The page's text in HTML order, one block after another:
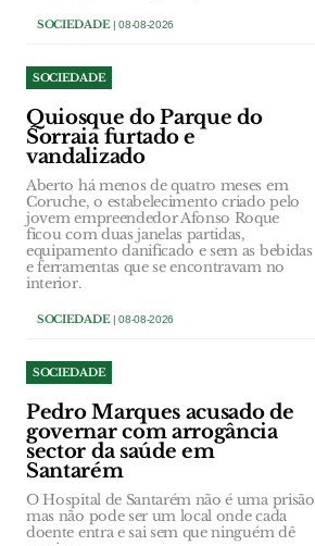
SOCIEDADE| 08-08-2026
SOCIEDADE
Quiosque do Parque do
Sorraia furtado e
vandalizado
Aberto há menos de quatro meses em
Coruche, o estabelecimento criado pelo
jovem empreendedor Afonso Roque
ficou com duas janelas partidas,
equipamento danificado e sem as bebidas
e ferramentas que se encontravam no
interior.
SOCIEDADE| 08-08-2026
SOCIEDADE
Pedro Marques acusado de
governar com arrogância
sector da saúde em
Santarém
O Hospital de Santarém não é uma prisão
mas não pode ser um local onde cada
doente entra e sai sem que ninguém dê